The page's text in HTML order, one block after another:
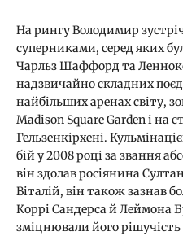
На рингу Володимир
суперниками, серед яких
Чарльз Шаффорд та
надзвичайно складних
найбільших аренах світу,
Madison Square Garden і на
Гельзенкірхені.
бій у 2008 році за звання
він здолав росіянина
Віталій, він також зазнав
Коррі Сандерса й Леймона
зміцнювали його